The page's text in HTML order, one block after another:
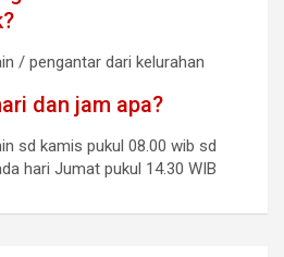
/ pengantar dari kelurahan
dan jam apa?
sd kamis pukul 08.00 wib sd
hari Jumat pukul 14.30 WIB